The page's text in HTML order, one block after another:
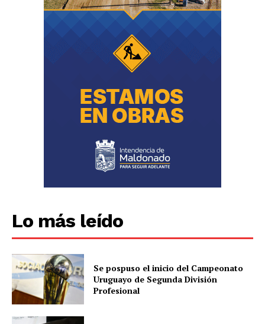
Lo más leído
Se pospuso el inicio del Campeonato
Uruguayo de Segunda División
Profesional